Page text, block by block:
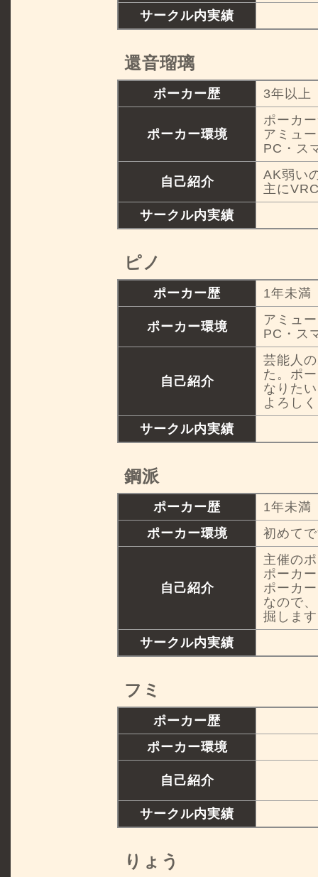
サークル内実績
還音瑠璃
ポーカー歴 3年以上
ポーカー環境
ポーカ
アミュ
PC・ス
自己紹介
AK弱い
主に
サークル内実績
ピノ
ポーカー歴 1年未満
ポーカー環境
アミュ
PC・ス
自己紹介
芸能人
た。ポ
なりた
よろし
サークル内実績
鋼派
ポーカー歴
1年未満
ポーカー環境
初めて
自己紹介
主催の
ポーカ
ポーカ
なので
掘しま
サークル内実績
フミ
ポーカー歴
ポーカー環境
自己紹介
サークル内実績
りょう